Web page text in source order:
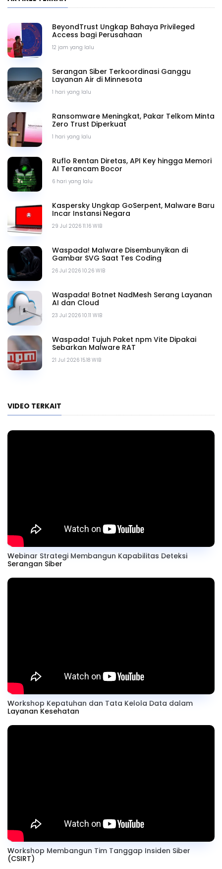
12 jam yang lalu
BeyondTrust Ungkap Bahaya Privileged
Access bagi Perusahaan
1 hari yang lalu
Serangan Siber Terkoordinasi Ganggu
Layanan Air di Minnesota
1 hari yang lalu
Ransomware Meningkat, Pakar Telkom Minta
Zero Trust Diperkuat
6 hari yang lalu
Ruflo Rentan Diretas, API Key hingga Memori
AI Terancam Bocor
29 Jul 2026 11.16 WIB
Kaspersky Ungkap GoSerpent, Malware Baru
Incar Instansi Negara
26 Jul 2026 10.26 WIB
Waspada! Malware Disembunyikan di
Gambar SVG Saat Tes Coding
23 Jul 2026 10.11 WIB
Waspada! Botnet NadMesh Serang Layanan
AI dan Cloud
21 Jul 2026 15.18 WIB
Waspada! Tujuh Paket npm Vite Dipakai
Sebarkan Malware RAT
VIDEO TERKAIT
Webinar Strategi Membangun Kapabilitas Deteksi
Serangan Siber
Workshop Kepatuhan dan Tata Kelola Data dalam
Layanan Kesehatan
Workshop Membangun Tim Tanggap Insiden Siber
(CSIRT)